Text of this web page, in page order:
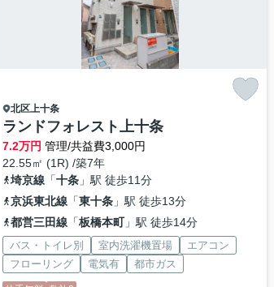
北区上十条
ランドフォレスト上十条
7.2万円 管理/共益費3,000円
22.55㎡ (1R) /築7年
埼京線「十条」駅 徒歩11分
京浜東北線「東十条」駅 徒歩13分
都営三田線「板橋本町」駅 徒歩14分
バス・トイレ別 室内洗濯機置場
エアコン
フローリング
電気有 都市ガス